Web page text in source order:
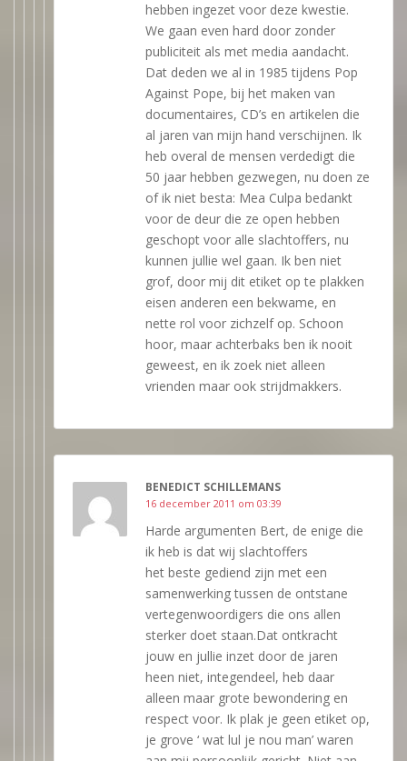
hebben ingezet voor deze kwestie.
We gaan even hard door zonder
publiciteit als met media aandacht.
Dat deden we al in 1985 tijdens Pop
Against Pope, bij het maken van
documentaires, CD’s en artikelen die
al jaren van mijn hand verschijnen. Ik
heb overal de mensen verdedigt die
50 jaar hebben gezwegen, nu doen ze
of ik niet besta: Mea Culpa bedankt
voor de deur die ze open hebben
geschopt voor alle slachtoffers, nu
kunnen jullie wel gaan. Ik ben niet
grof, door mij dit etiket op te plakken
eisen anderen een bekwame, en
nette rol voor zichzelf op. Schoon
hoor, maar achterbaks ben ik nooit
geweest, en ik zoek niet alleen
vrienden maar ook strijdmakkers.
BENEDICT SCHILLEMANS
16 december 2011 om 03:39
Harde argumenten Bert, de enige die
ik heb is dat wij slachtoffers
het beste gediend zijn met een
samenwerking tussen de ontstane
vertegenwoordigers die ons allen
sterker doet staan.Dat ontkracht
jouw en jullie inzet door de jaren
heen niet, integendeel, heb daar
alleen maar grote bewondering en
respect voor. Ik plak je geen etiket op,
je grove ‘ wat lul je nou man’ waren